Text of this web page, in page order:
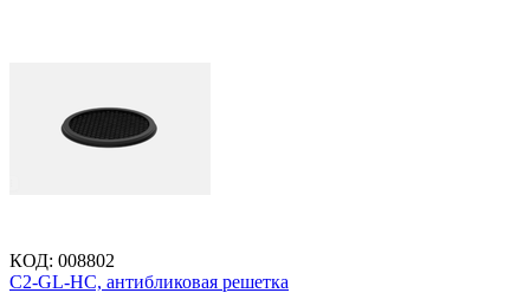
КОД: 008802
C2-GL-HC, антибликовая решетка